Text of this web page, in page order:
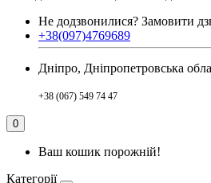
Не додзвонилися? Замовити
+38(097)4769689
Дніпро, Дніпропетровська
+38 (067) 549 74 47
0
Ваш кошик порожній!
Категорії